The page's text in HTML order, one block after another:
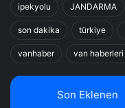
ipekyolu JANDARMA
son dakika türkiye
vanhaber van haberleri
Son Eklenen